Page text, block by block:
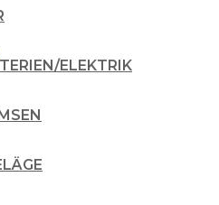
ELEKTRIK